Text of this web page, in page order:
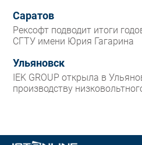
Саратов
Рексофт подводит итоги
СГТУ имени Юрия Гагарина
Ульяновск
IEK GROUP открыла в
производству